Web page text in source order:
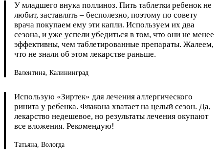
У младшего внука поллиноз. Пить таблетки ребенок не
любит, заставлять – бесполезно, поэтому по совету
врача покупаем ему эти капли. Используем их два
сезона, и уже успели убедиться в том, что они не менее
эффективны, чем таблетированные препараты. Жалеем,
что не знали об этом лекарстве раньше.
Валентина, Калининград
Использую «Зиртек» для лечения аллергического
ринита у ребенка. Флакона хватает на целый сезон. Да,
лекарство недешевое, но результаты лечения окупают
все вложения. Рекомендую!
Татьяна, Вологда